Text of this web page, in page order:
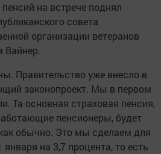
на встрече поднял
совета
организации ветеранов
Вайнер.
Правительство уже внесло в
законопроект. Мы в первом
Та основная страховая пенсия,
пенсионеры, будет
обычно. Это мы сделаем для
на 3,7 процента, то есть